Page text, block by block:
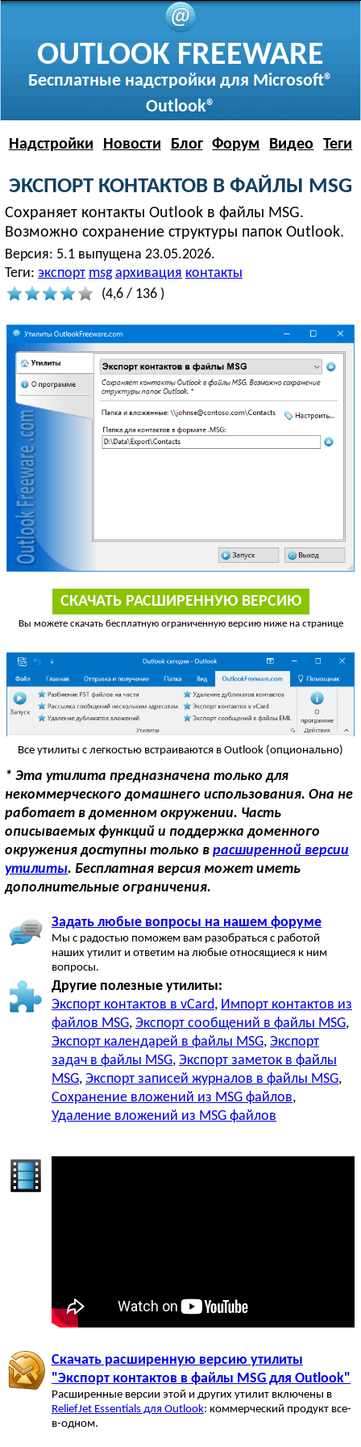
OUTLOOK FREEWARE
Бесплатные надстройки для Microsoft®
Outlook®
Надстройки Новости Блог Форум Видео Теги
ЭКСПОРТ КОНТАКТОВ В ФАЙЛЫ MSG
Сохраняет контакты Outlook в файлы MSG.
Возможно сохранение структуры папок Outlook.
Версия: 5.1 выпущена 23.05.2026.
Теги: экспорт msg архивация контакты
(4,6 / 136 )
СКАЧАТЬ РАСШИРЕННУЮ ВЕРСИЮ
Вы можете скачать бесплатную ограниченную версию ниже на странице
Все утилиты с легкостью встраиваются в Outlook (опционально)
* Эта утилита предназначена только для
некоммерческого домашнего использования. Она не
работает в доменном окружении. Часть
описываемых функций и поддержка доменного
окружения доступны только в расширенной версии
утилиты. Бесплатная версия может иметь
дополнительные ограничения.
Задать любые вопросы на нашем форуме
Мы с радостью поможем вам разобраться с работой
наших утилит и ответим на любые относящиеся к ним
вопросы.
Другие полезные утилиты:
Экспорт контактов в vCard, Импорт контактов из
файлов MSG, Экспорт сообщений в файлы MSG,
Экспорт календарей в файлы MSG, Экспорт
задач в файлы MSG, Экспорт заметок в файлы
MSG, Экспорт записей журналов в файлы MSG,
Сохранение вложений из MSG файлов,
Удаление вложений из MSG файлов
Скачать расширенную версию утилиты
"Экспорт контактов в файлы MSG для Outlook"
Расширенные версии этой и других утилит включены в
ReliefJet Essentials для Outlook: коммерческий продукт все-
в-одном.